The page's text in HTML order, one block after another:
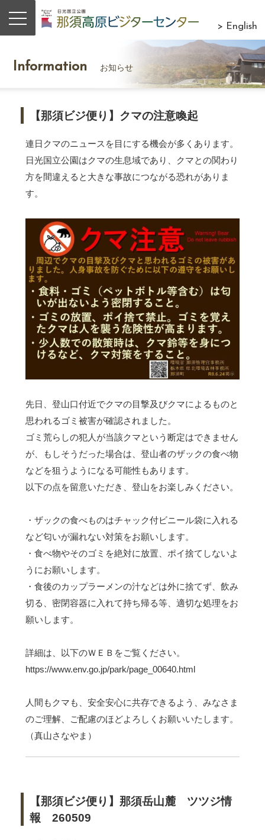
> English
Information お知らせ
【那須ビジ便り】クマの注意喚起
連日クマのニュースを目にする機会が多くあります。
日光国立公園はクマの生息域であり、クマとの関わり
方を間違えると大きな事故につながる恐れがありま
す。
先日、登山口付近でクマの目撃及びクマによるものと
思われるゴミ被害が確認されました。
ゴミ荒らしの犯人が当該クマという断定はできません
が、もしそうだった場合は、登山者のザックの食べ物
などを狙うようになる可能性もあります。
以下の点を留意いただき、登山をお楽しみください。
・ザックの食べものはチャック付ビニール袋に入れる
など匂いが漏れない対策をお願いします。
・食べ物やそのゴミを絶対に放置、ポイ捨てしないよ
うにお願いします。
・食後のカップラーメンの汁などは外に捨てず、飲み
切る、密閉容器に入れて持ち帰る等、適切な処理をお
願いします。
詳細は、以下のＷＥＢをご覧ください。
https://www.env.go.jp/park/page_00640.html
人間もクマも、安全安心に共存できるよう、みなさま
のご理解、ご配慮のほどよろしくお願いいたします。
（真山さなやま）
【那須ビジ便り】那須岳山麓 ツツジ情
報 260509